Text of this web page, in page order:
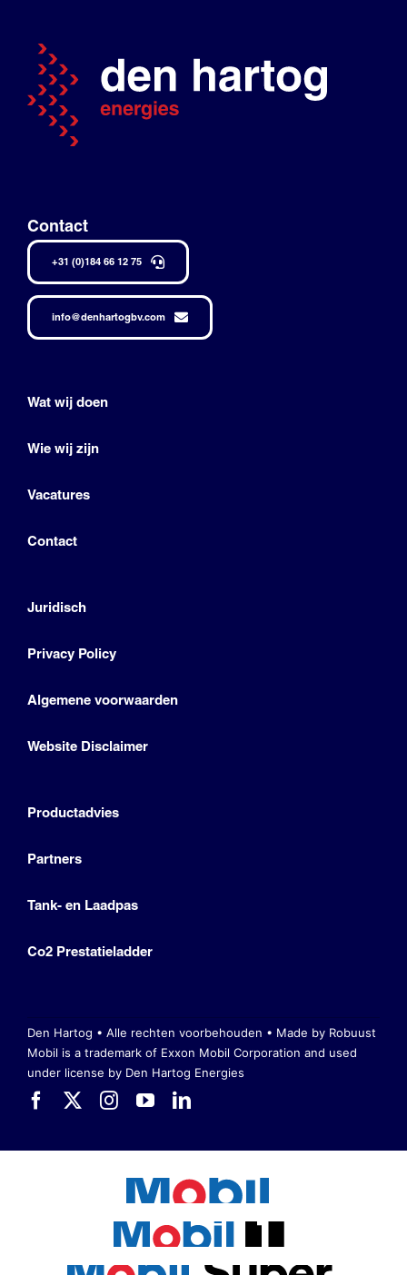
Contact
+31 (0)184 66 12 75
info@denhartogbv.com
Wat wij doen
Wie wij zijn
Vacatures
Contact
Juridisch
Privacy Policy
Algemene voorwaarden
Website Disclaimer
Productadvies
Partners
Tank- en Laadpas
Co2 Prestatieladder
Den Hartog • Alle rechten voorbehouden • Made by Robuust
Mobil is a trademark of Exxon Mobil Corporation and used
under license by Den Hartog Energies